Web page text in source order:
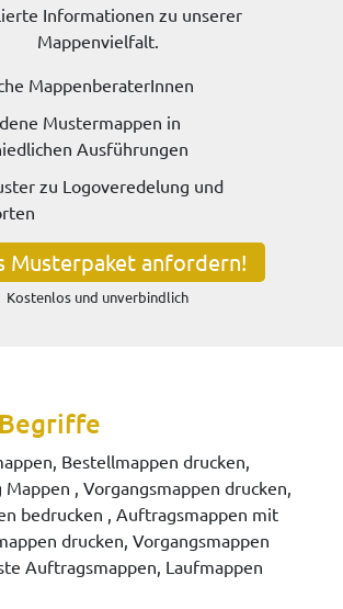
Informationen zu unserer
Mappenvielfalt.
MappenberaterInnen
Mustermappen in
Ausführungen
zu Logoveredelung und
Musterpaket anfordern!
Kostenlos und unverbindlich
Bestellmappen drucken,
, Vorgangsmappen drucken,
bedrucken , Auftragsmappen mit
drucken, Vorgangsmappen
Auftragsmappen, Laufmappen